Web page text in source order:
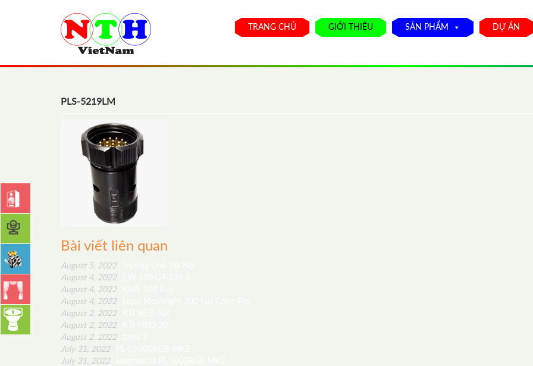
TRANG CHỦ GIỚI THIỆU SẢN PHẨM DỰ ÁN
PLS-5219LM
Bài viết liên quan
August 5, 2022
August 4, 2022
August 4, 2022
August 4, 2022
August 2, 2022
August 2, 2022
August 2, 2022
July 31, 2022
July 31, 2022